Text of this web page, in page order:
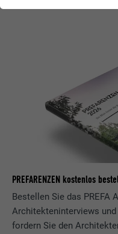
PREFARENZEN kostenlos
Bestellen Sie das PREFA
Architekteninterviews
fordern Sie den